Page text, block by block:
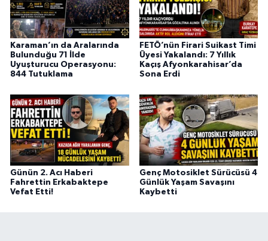
Karaman’ın da Aralarında
Bulunduğu 71 İlde
Uyuşturucu Operasyonu:
844 Tutuklama
FETÖ’nün Firari Suikast Timi
Üyesi Yakalandı: 7 Yıllık
Kaçış Afyonkarahisar’da
Sona Erdi
Günün 2. Acı Haberi
Fahrettin Erkabaktepe
Vefat Etti!
Genç Motosiklet Sürücüsü 4
Günlük Yaşam Savaşını
Kaybetti